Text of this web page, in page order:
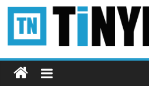
Passer
contenu
Tinynews
Le